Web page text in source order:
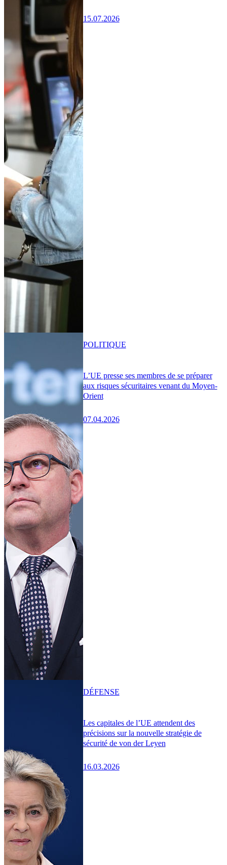
15.07.2026
L’UE presse ses membres de se préparer
aux risques sécuritaires venant du Moyen-
Orient
07.04.2026
POLITIQUE
Les capitales de l’UE attendent des
précisions sur la nouvelle stratégie de
sécurité de von der Leyen
16.03.2026
DÉFENSE